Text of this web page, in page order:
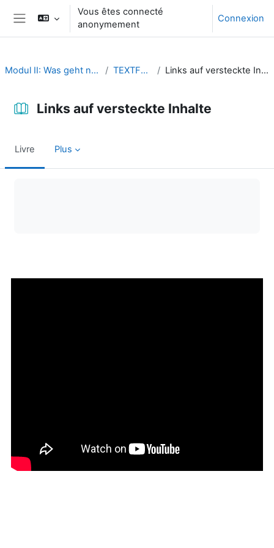
Passer au contenu principal
Panneau latéral
Vous êtes connecté
anonymement
Connexion
Modul II: Was geht noch? TEXTFELD Links auf versteckte Inhalte
Links auf versteckte Inhalte
Livre Plus